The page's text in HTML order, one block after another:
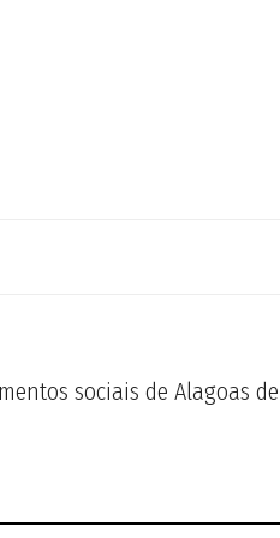
sociais de Alagoas